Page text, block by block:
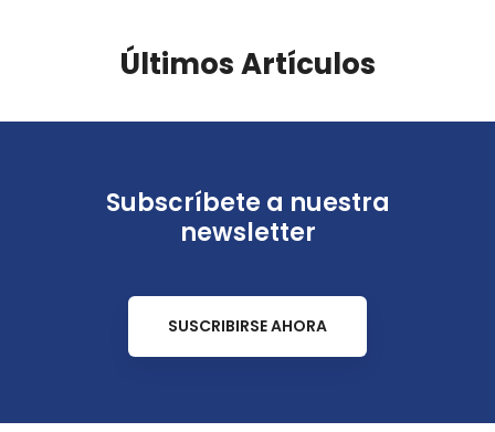
Últimos Artículos
Subscríbete a nuestra
newsletter
SUSCRIBIRSE AHORA